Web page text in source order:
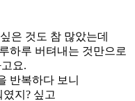
은 것도 참 많았는데
하루 버텨내는 것만으로
요.
반복하다 보니
지? 싶고